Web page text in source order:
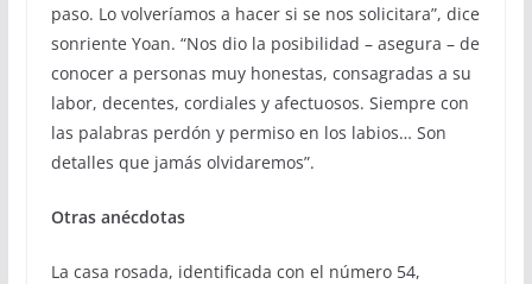
paso. Lo volveríamos a hacer si se nos solicitara”, dice
sonriente Yoan. “Nos dio la posibilidad – asegura – de
conocer a personas muy honestas, consagradas a su
labor, decentes, cordiales y afectuosos. Siempre con
las palabras perdón y permiso en los labios… Son
detalles que jamás olvidaremos”.
Otras anécdotas
La casa rosada, identificada con el número 54,